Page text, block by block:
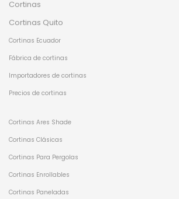
Cortinas
Cortinas Quito
Cortinas Ecuador
Fábrica de cortinas
Importadores de cortinas
Precios de cortinas
Cortinas Ares Shade
Cortinas Clásicas
Cortinas Para Pergolas
Cortinas Enrollables
Cortinas Paneladas